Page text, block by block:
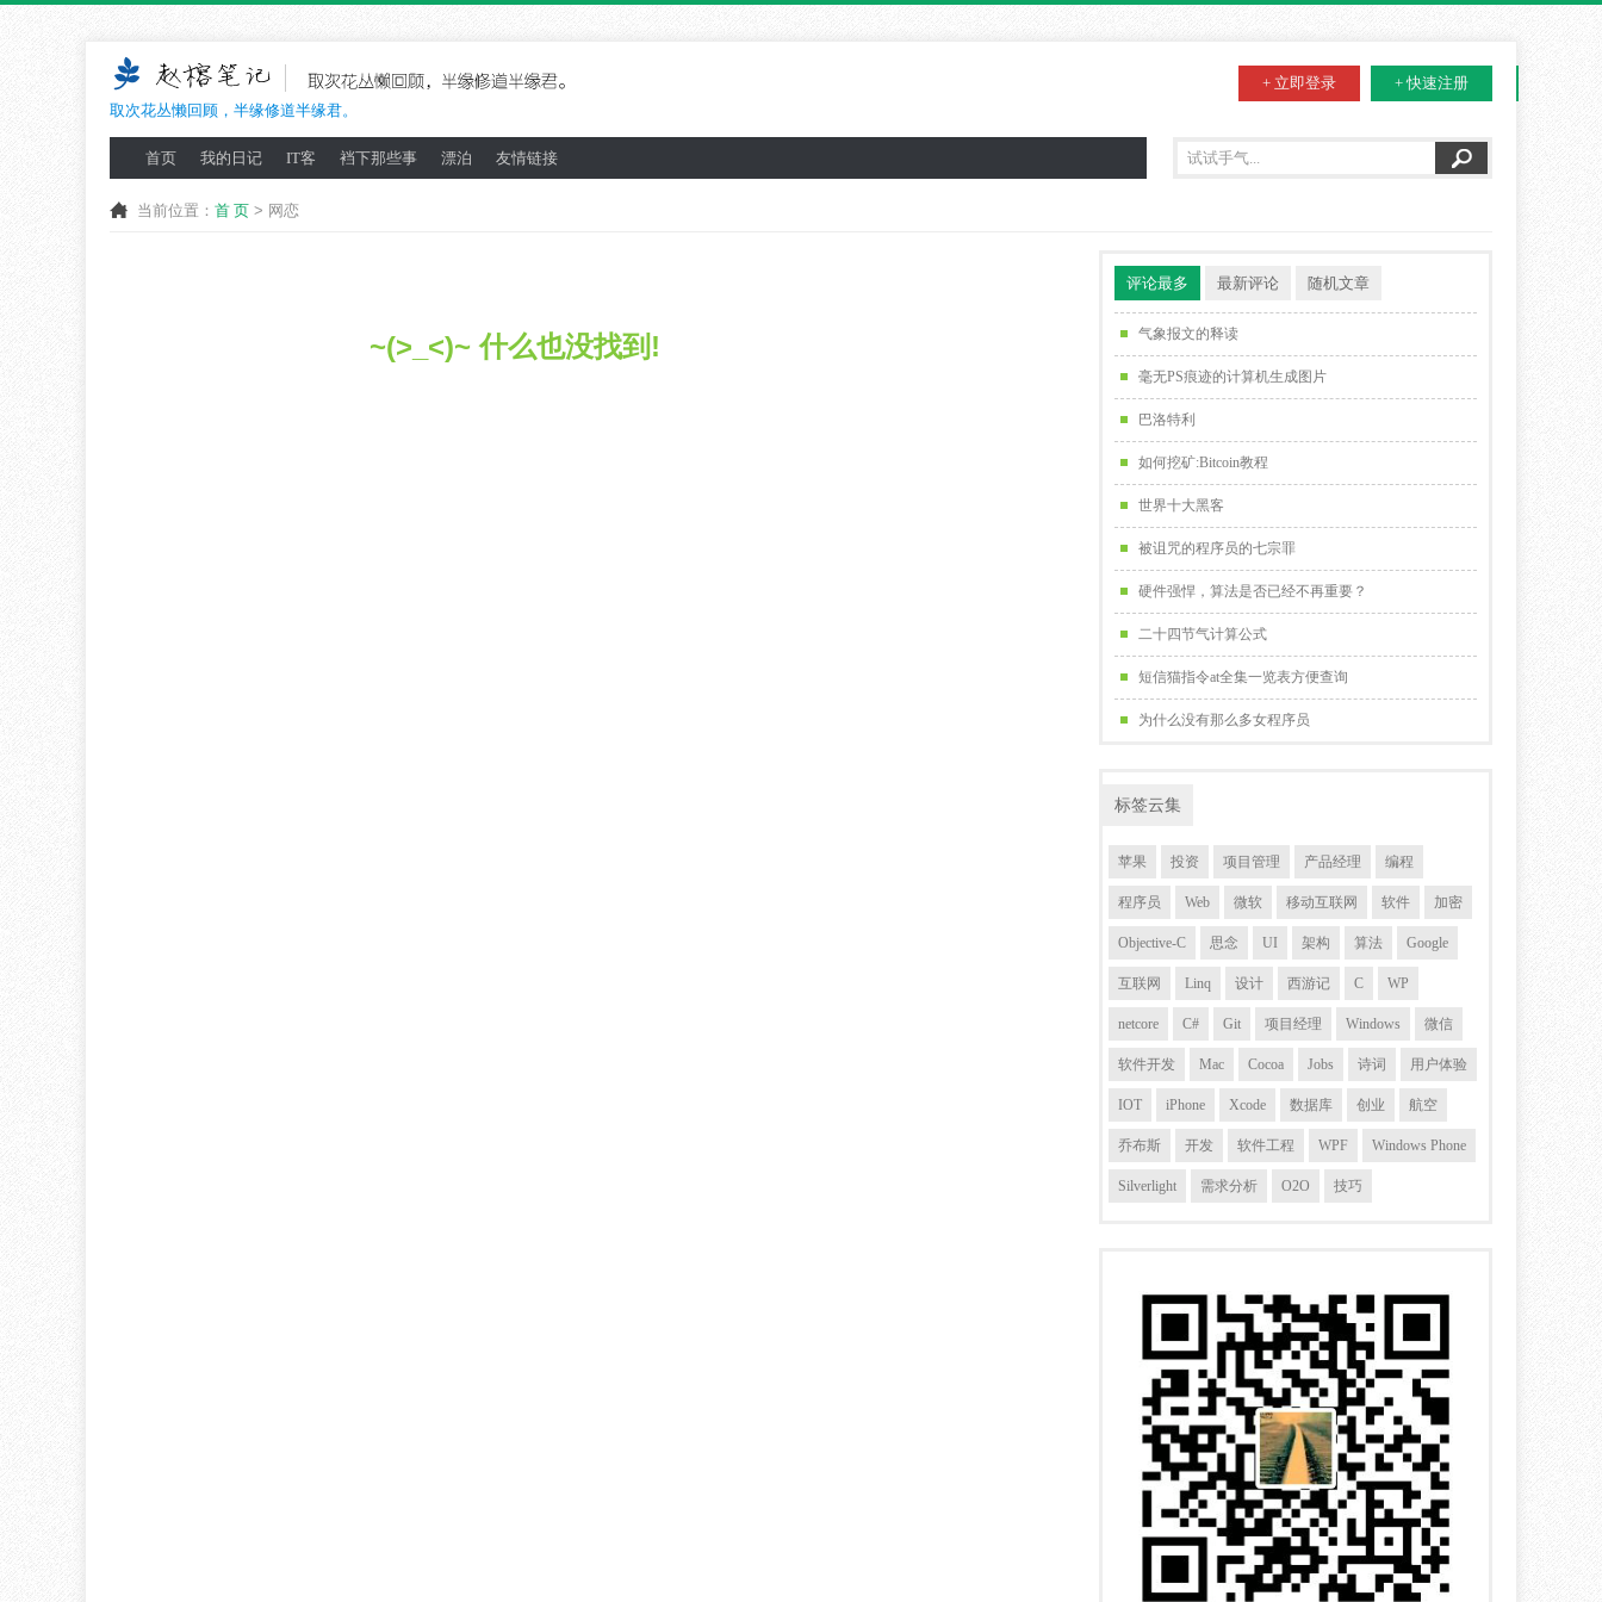
取次花丛懒回顾，半缘修道半缘君。
+ 立即登录 + 快速注册
首页 我的日记 IT客 裆下那些事 漂泊 友情链接
当前位置： 首 页 > 网恋
~(>_<)~ 什么也没找到!
评论最多 最新评论 随机文章
气象报文的释读
毫无PS痕迹的计算机生成图片
巴洛特利
如何挖矿:Bitcoin教程
世界十大黑客
被诅咒的程序员的七宗罪
硬件强悍，算法是否已经不再重要？
二十四节气计算公式
短信猫指令at全集一览表方便查询
为什么没有那么多女程序员
标签云集
苹果 投资 项目管理 产品经理 编程
程序员 Web 微软 移动互联网 软件 加密
Objective-C 思念 UI 架构 算法 Google
互联网 Linq 设计 西游记 C WP
netcore C# Git 项目经理 Windows 微信
软件开发 Mac Cocoa Jobs 诗词 用户体验
IOT iPhone Xcode 数据库 创业 航空
乔布斯 开发 软件工程 WPF Windows Phone
Silverlight 需求分析 O2O 技巧